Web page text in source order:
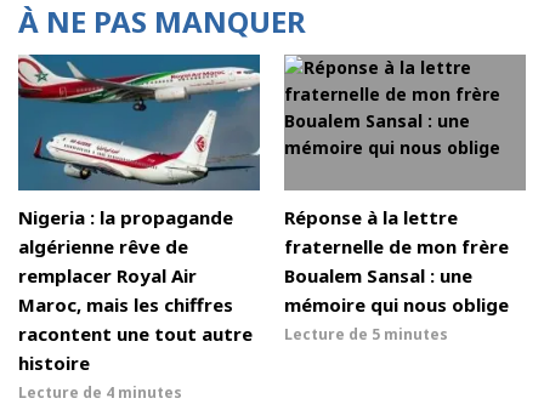
À NE PAS MANQUER
Nigeria : la propagande
algérienne rêve de
remplacer Royal Air
Maroc, mais les chiffres
racontent une tout autre
histoire
Lecture de 4 minutes
Réponse à la lettre
fraternelle de mon frère
Boualem Sansal : une
mémoire qui nous oblige
Lecture de 5 minutes